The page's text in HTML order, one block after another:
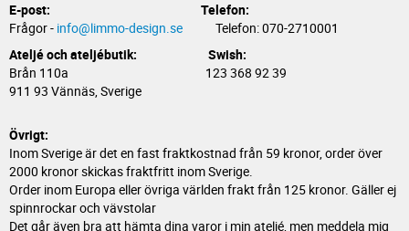
E-post:
Telefon:
Frågor - info@limmo-design.se Telefon: 070-2710001
Ateljé och ateljébutik: Swish:
Brån 110a 123 368 92 39
911 93 Vännäs, Sverige
Övrigt:
Inom Sverige är det en fast fraktkostnad från 59 kronor, order över
2000 kronor skickas fraktfritt inom Sverige.
Order inom Europa eller övriga världen frakt från 125 kronor. Gäller ej
spinnrockar och vävstolar
Det går även bra att hämta dina varor i min ateljé, men meddela mig